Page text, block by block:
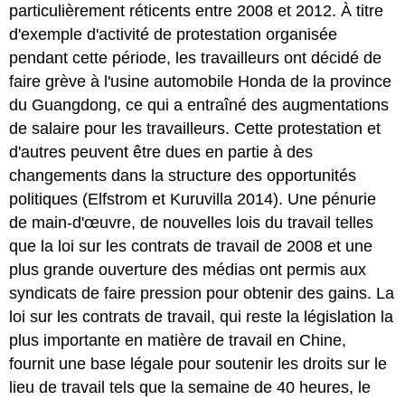
particulièrement réticents entre 2008 et 2012. À titre
d'exemple d'activité de protestation organisée
pendant cette période, les travailleurs ont décidé de
faire grève à l'usine automobile Honda de la province
du Guangdong, ce qui a entraîné des augmentations
de salaire pour les travailleurs. Cette protestation et
d'autres peuvent être dues en partie à des
changements dans la structure des opportunités
politiques (Elfstrom et Kuruvilla 2014). Une pénurie
de main-d'œuvre, de nouvelles lois du travail telles
que la loi sur les contrats de travail de 2008 et une
plus grande ouverture des médias ont permis aux
syndicats de faire pression pour obtenir des gains. La
loi sur les contrats de travail, qui reste la législation la
plus importante en matière de travail en Chine,
fournit une base légale pour soutenir les droits sur le
lieu de travail tels que la semaine de 40 heures, le